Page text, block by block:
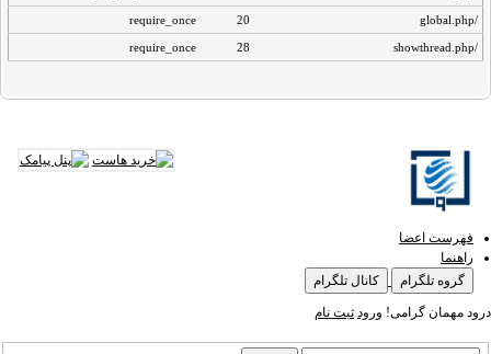
/global.php
20
require_once
/showthread.php
28
require_once
فهرست اعضا
راهنما
گروه تلگرام
کانال تلگرام
درود مهمان گرامی! ورود ثبت نام